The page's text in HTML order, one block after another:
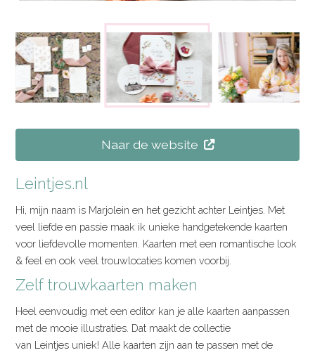
Naar de website
Leintjes.nl
Hi, mijn naam is Marjolein en het gezicht achter Leintjes. Met
veel liefde en passie maak ik unieke handgetekende kaarten
voor liefdevolle momenten. Kaarten met een romantische look
& feel en ook veel trouwlocaties komen voorbij.
Zelf trouwkaarten maken
Heel eenvoudig met een editor kan je alle kaarten aanpassen
met de mooie illustraties. Dat maakt de collectie
van Leintjes uniek! Alle kaarten zijn aan te passen met de